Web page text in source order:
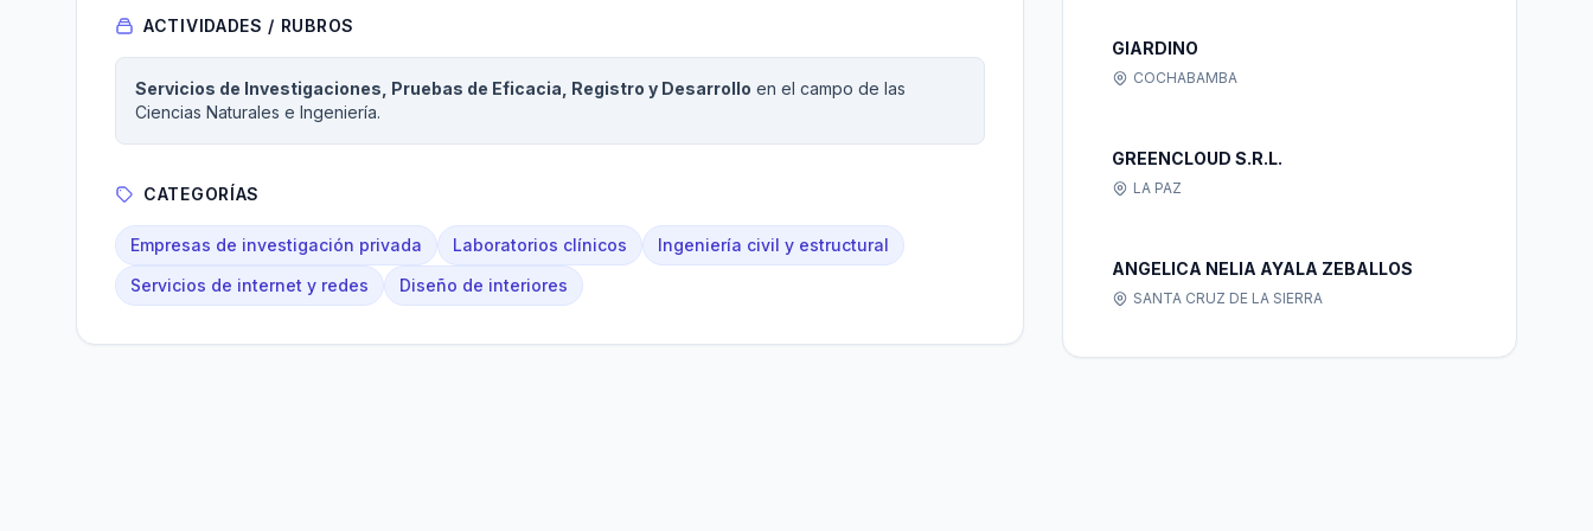
ACTIVIDADES / RUBROS
Servicios de Investigaciones, Pruebas de Eficacia, Registro y Desarrollo en el campo de las
Ciencias Naturales e Ingeniería.
CATEGORÍAS
Empresas de investigación privada Laboratorios clínicos
Ingeniería civil y estructural
Servicios de internet y redes
Diseño de interiores
GIARDINO
COCHABAMBA
GREENCLOUD S.R.L.
LA PAZ
ANGELICA NELIA AYALA ZEBALLOS
SANTA CRUZ DE LA SIERRA